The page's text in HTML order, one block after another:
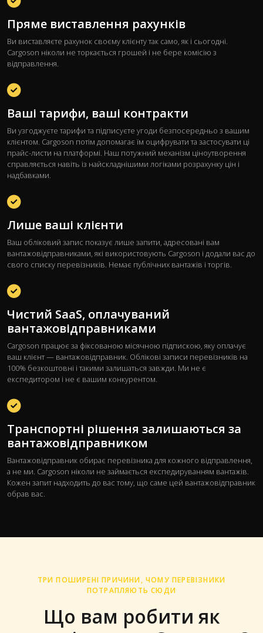
Пряме виставлення рахунків
Ви виставляєте рахунок своєму клієнту так само, як і сьогодні.
Cargoson ніколи не торкається грошей і не бере комісію з
відправлення.
Ваші тарифи, ваші контракти
Ви узгоджуєте тарифи та підписуєте угоди безпосередньо з вашим
клієнтом. Cargoson потім допомагає їм оцифрувати та застосувати ці
прайс-листи на платформі. Наш потужний механізм ціноутворення
справляється навіть із найскладнішими логіками розрахунку цін і
надбавками.
Лише ваші клієнти
Ваш обліковий запис показує лише запити, адресовані вам
вантажовідправниками, які використовують Cargoson і додали вас до
свого списку перевізників. Немає публічних вантажів і торгів.
Чистий SaaS, оплачуваний
вантажовідправниками
Cargoson працює за фіксованою місячною підпискою, яку оплачує
ваш клієнт — вантажовідправник. Облікові записи перевізників на
100% безкоштовні і такими залишаться завжди. Ми не є
експедитором і не є вашим конкурентом.
Транспортні рішення залишаються за
вантажовідправником
Вантажовідправник обирає перевізника для кожного відправлення,
а не ми. Cargoson ніколи не займається експедируванням вантажів.
Кожен запит надходить до вас тому, що саме цей вантажовідправник
обрав вас.
ТРИ ПОШИРЕНІ ПРИЧИНИ, ЧОМУ ПЕРЕВІЗНИКИ
ПОТРАПЛЯЮТЬ СЮДИ
Що вам робити як